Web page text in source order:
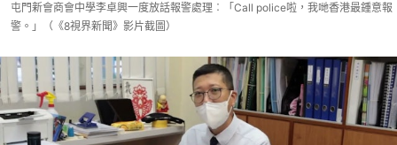
屯門新會商會中學李卓興一度放話報警處理︰「Call police啦，我哋香港最鍾意報
警。」（《8視界新聞》影片截圖）